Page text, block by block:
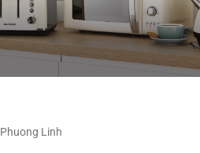
Phuong Linh